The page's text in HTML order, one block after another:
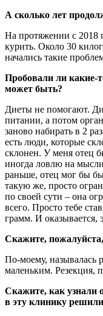
А сколько лет
На протяжении с 2018
курить. Около 30
начались такие
Пробовали ли какие-
может быть?
Диеты не помогают.
питании, а потом
заново набирать в 2
есть люди, которые
склонен. У меня отец
иногда ловлю на
раньше, отец мог бы
такую же, просто
по своей сути – она
всего. Просто тебе
грамм. И оказывается,
Скажите,
По-моему, называлась
маленьким. Резекция,
Скажите, как узнали
в эту клинику